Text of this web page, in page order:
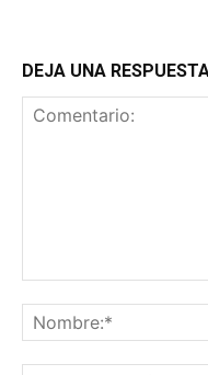
DEJA UNA